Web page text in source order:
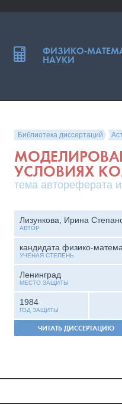
Библиотека диссертаций
УСЛОВИЯХ
тема автореферата
Лизункова, Ирина
АВТОР
кандидата физико-
УЧЕНАЯ СТЕПЕНЬ
Ленинград
МЕСТО ЗАЩИТЫ
1984
ГОД ЗАЩИТЫ
ЧИТАТЬ ДИССЕРТАЦИЮ
ФИЗИКО-
НАУКИ